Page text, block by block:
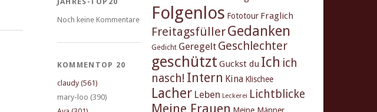
Noch keine Kommentare
KOMMENTOP 20
claudy (561)
mary-loo (390)
Folgenlos Fototour Fraglich
FreitagsfüllerGedanken
Gedicht Geregelt Geschlechter
geschützt Guckst du Ich ich
nasch! Intern Kina Klischee
Lacher Leben Leckerei Lichtblicke
Meine Frauen